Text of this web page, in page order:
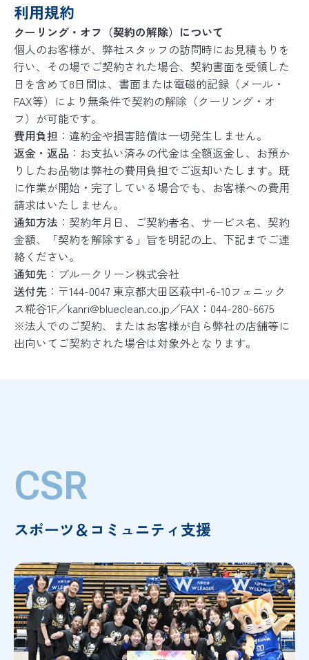
利用規約
クーリング・オフ（契約の解除）について
個人のお客様が、弊社スタッフの訪問時にお見積もりを
行い、その場でご契約された場合、契約書面を受領した
日を含めて8日間は、書面または電磁的記録（メール・
FAX等）により無条件で契約の解除（クーリング・オ
フ）が可能です。
費用負担 ：違約金や損害賠償は一切発生しません。
返金・返品 ：お支払い済みの代金は全額返金し、お預か
りしたお品物は弊社の費用負担でご返却いたします。既
に作業が開始・完了している場合でも、お客様への費用
請求はいたしません。
通知方法 ：契約年月日、ご契約者名、サービス名、契約
金額、「契約を解除する」旨を明記の上、下記までご連
絡ください。
通知先 ：ブルークリーン株式会社
送付先 ：〒144-0047 東京都大田区萩中1-6-10フェニック
ス糀谷1F／kanri@blueclean.co.jp／FAX：044-280-6675
※法人でのご契約、またはお客様が自ら弊社の店舗等に
出向いてご契約された場合は対象外となります。
CSR
スポーツ＆コミュニティ支援